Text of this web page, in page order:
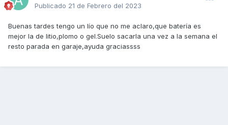
Publicado 21 de Febrero del 2023
Buenas tardes tengo un lío que no me aclaro,que batería es
mejor la de litio,plomo o gel.Suelo sacarla una vez a la semana el
resto parada en garaje,ayuda graciassss